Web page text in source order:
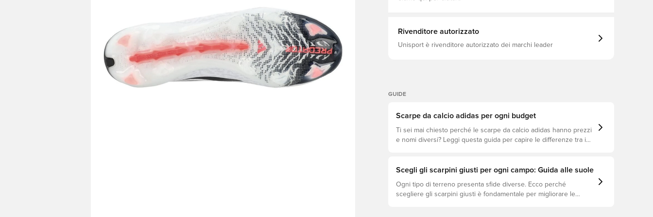
Tecnologia NANOSTRIKE+ Colletto in Primeknit ingegnerizzato
Tecnologia STRIKEFRAME Intersuola POWERSPINE
Rivenditore autorizzato
Unisport è rivenditore autorizzato dei marchi leader
GUIDE
Scarpe da calcio adidas per ogni budget
Ti sei mai chiesto perché le scarpe da calcio adidas hanno prezzi
e nomi diversi? Leggi questa guida per capire le differenze tra i
Scegli gli scarpini giusti per ogni campo: Guida alle suole
Ogni tipo di terreno presenta sfide diverse. Ecco perché
scegliere gli scarpini giusti è fondamentale per migliorare le